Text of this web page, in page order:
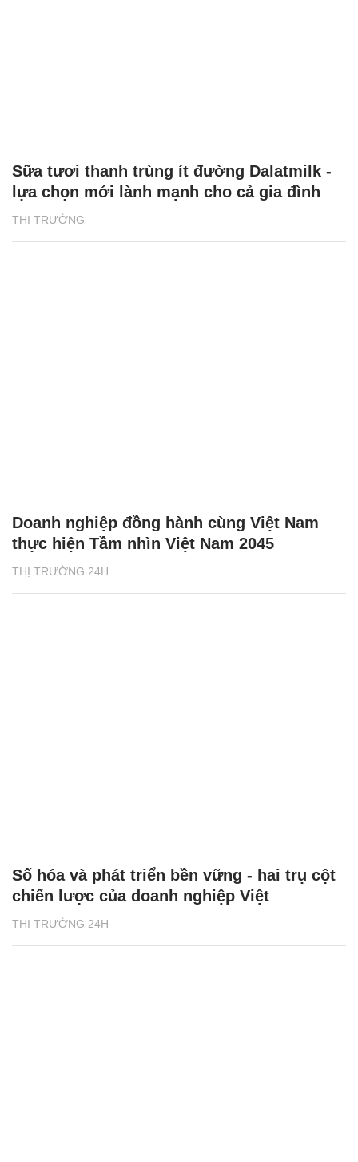
THỊ TRƯỜNG
Sữa tươi thanh trùng ít đường Dalatmilk -
lựa chọn mới lành mạnh cho cả gia đình
THỊ TRƯỜNG 24H
Doanh nghiệp đồng hành cùng Việt Nam
thực hiện Tầm nhìn Việt Nam 2045
THỊ TRƯỜNG 24H
Số hóa và phát triển bền vững - hai trụ cột
chiến lược của doanh nghiệp Việt